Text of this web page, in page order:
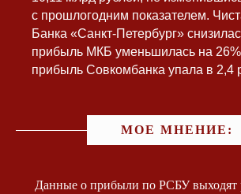
с прошлогодним показателем.
Банка «Санкт-Петербург»
прибыль МКБ уменьшилась на
прибыль Совкомбанка упала в 2,4
МОЕ МНЕНИЕ:
Данные о прибыли по РСБУ выходят
Юлия Попова
Пресс-портрет
деятельность
Экспертиза
Контакты